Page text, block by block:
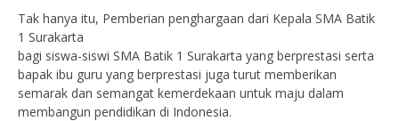
Tak hanya itu, Pemberian penghargaan dari Kepala SMA Batik
1 Surakarta
bagi siswa-siswi SMA Batik 1 Surakarta yang berprestasi serta
bapak ibu guru yang berprestasi juga turut memberikan
semarak dan semangat kemerdekaan untuk maju dalam
membangun pendidikan di Indonesia.